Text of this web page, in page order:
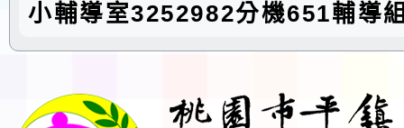
小輔導室3252982分機651輔導